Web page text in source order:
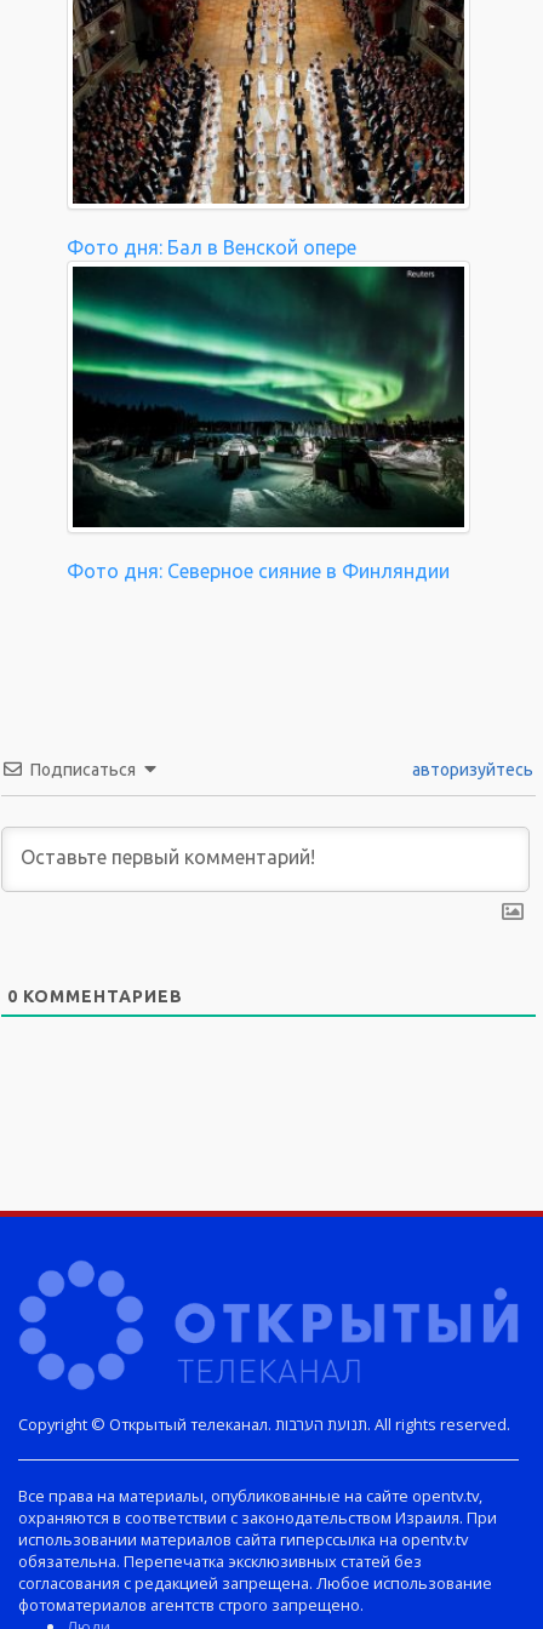
Фото дня: Бал в Венской опере
Фото дня: Северное сияние в Финляндии
Подписаться авторизуйтесь
0 КОММЕНТАРИЕВ
Copyright © Открытый телеканал. תנועת הערבות. All rights reserved.
Все права на материалы, опубликованные на сайте opentv.tv,
охраняются в соответствии с законодательством Израиля. При
использовании материалов сайта гиперссылка на opentv.tv
обязательна. Перепечатка эксклюзивных статей без
согласования с редакцией запрещена. Любое использование
фотоматериалов агентств строго запрещено.